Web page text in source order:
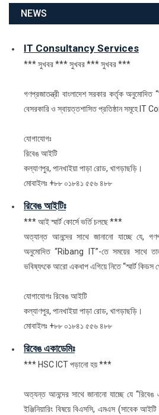
NEWS
IT Consultancy Services
*** সুখবর *** সুখবর *** সুখবর ***
গণপ্রজাতন্ত্রী বাংলাদেশ সরকার কর্তৃক অনুমোদিত
বেসরকারি ও স্বায়ত্তশাসিত প্রতিষ্ঠান সমূহে IT
যোগাযোগঃ
রিবেঙ আইটি
কল্যাণপুর, পানখাইয়া পাড়া রোড, খাগড়াছড়ি।
মোবাইলঃ +৮৮ ০১৮৪১ ৫৫৬ ৪৮৮
রিবেঙ আইটিঃ
*** আই স্মার্ট কোর্সে ভর্তি চলছে ***
অত্যান্ত আনন্দের সাথে জানানো যাচ্ছে যে,
অনুমোদিত “Ribang IT”-তে সময়ের সাথে
ভবিষ্যৎকে আরো একধাপ এগিয়ে নিতে “স্মার্ট কিডস
যোগাযোগঃ রিবেঙ আইটি
কল্যাণপুর, পানখাইয়া পাড়া রোড, খাগড়াছড়ি।
মোবাইলঃ +৮৮ ০১৮৪১ ৫৫৬ ৪৮৮
রিবেঙ একাডেমিঃ
*** HSC ICT পড়ানো হয় ***
অত্যন্ত আনন্দের সাথে জানানো যাচ্ছে যে ‘‘রিবেঙ
ইঞ্জিনিয়ারিং বিষয়ে বিএসসি, এমএস (সাবেক